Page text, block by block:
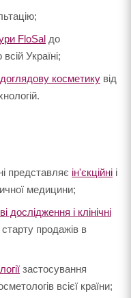
FloSal до
Україні;
косметику від
представляє ін'єкційні і
медицини;
дослідження і клінічні
старту продажів в
застосування
всієї країни;